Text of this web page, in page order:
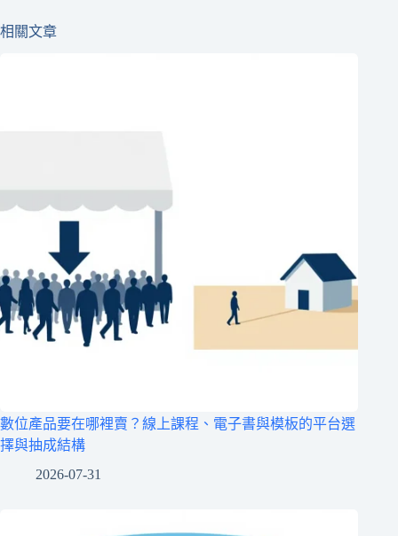
相關文章
數位產品要在哪裡賣？線上課程、電子書與模板的平台選
擇與抽成結構
2026-07-31